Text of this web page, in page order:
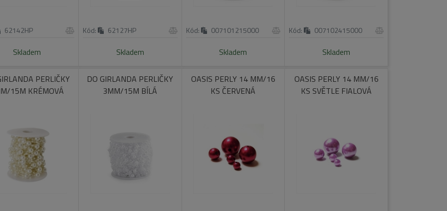
62142HP
Skladem
Kód: 62127HP
Skladem
Kód: 007101215000
Skladem
Kód: 007102415000
Skladem
PERLIČKY
15M KRÉMOVÁ
DO GIRLANDA PERLIČKY
3MM/15M BÍLÁ
OASIS PERLY 14 MM/16
KS ČERVENÁ
OASIS PERLY 14 MM/16
KS SVĚTLE FIALOVÁ